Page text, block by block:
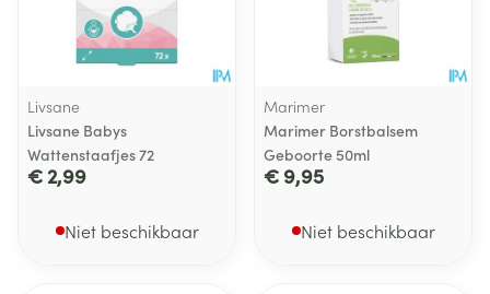
Livsane
Livsane Babys
Wattenstaafjes 72
€ 2,99
Niet beschikbaar
Marimer
Marimer Borstbalsem
Geboorte 50ml
€ 9,95
Niet beschikbaar